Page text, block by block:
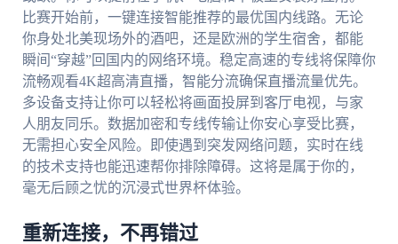
比赛开始前，一键连接智能推荐的最优国内线路。无论
你身处北美现场外的酒吧，还是欧洲的学生宿舍，都能
瞬间“穿越”回国内的网络环境。稳定高速的专线将保障你
流畅观看4K超高清直播，智能分流确保直播流量优先。
多设备支持让你可以轻松将画面投屏到客厅电视，与家
人朋友同乐。数据加密和专线传输让你安心享受比赛，
无需担心安全风险。即使遇到突发网络问题，实时在线
的技术支持也能迅速帮你排除障碍。这将是属于你的，
毫无后顾之忧的沉浸式世界杯体验。
重新连接，不再错过